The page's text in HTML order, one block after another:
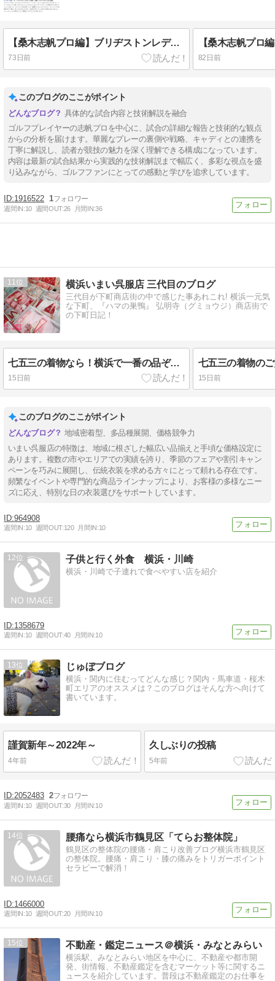
【桑木志帆プロ編】ブリヂストンレディスオープン/デイリーレポート
73日前 82日前
このブログのここがポイント
具体的な試合内容と技術解説を融合
ゴルフプレイヤーの志帆プロを中心に、試合の詳細な報告と技術的な観点
からの分析を届けます。華麗なプレーの裏側や戦略、キャディとの連携を
丁寧に解説し、読者が競技の魅力を深く理解できる構成になっています。
内容は最新の試合結果から実践的な技術解説まで幅広く、多彩な視点を盛
り込みながら、ゴルフファンにとっての感動と学びを追求しています。
1916522 1
週間IN:10 週間OUT:26 月間IN:36
11 横浜いまい呉服店 三代目のブログ
三代目が下町商店街の中で感じた事あれこれ! 横浜一元気
な下町、『ハマの巣鴨』 弘明寺（グミョウジ）商店街で
の下町日記！
七五三の着物なら！横浜で一番の品ぞろえ、お安い価格・値段の『いまい呉服店』へ☆
15日前 15日前
このブログのここがポイント
地域密着型、多品種展開、価格競争力
いまい呉服店の特徴は、地域に根ざした幅広い品揃えと手頃な価格設定に
あります。複数の市やエリアでの実績を誇り、季節のフェアや割引キャン
ペーンを巧みに展開し、伝統衣装を求める方々にとって頼れる存在です。
頻繁なイベントや専門的な商品ラインナップにより、お客様の多様なニー
ズに応え、特別な日の衣装選びをサポートしています。
964908
週間IN:10 週間OUT:120 月間IN:10
12 子供と行く外食 横浜・川崎
横浜・川崎で子連れで食べやすい店を紹介
1358679
週間IN:10 週間OUT:40 月間IN:10
13 じゅぼブログ
横浜・関内に住むってどんな感じ？関内・馬車道・桜木
町エリアのオススメは？このブログはそんな方へ向けて
書いています。
謹賀新年～2022年～
4年前
久しぶりの投稿
5年前
2052483 2
週間IN:10 週間OUT:30 月間IN:10
14 腰痛なら横浜市鶴見区「てらお整体院」
鶴見区の整体院の腰痛・肩こり改善ブログ横浜市鶴見区
の整体院。腰痛・肩こり・膝の痛みをトリガーポイント
セラピーで解消！
1466000
週間IN:10 週間OUT:20 月間IN:10
15 不動産・鑑定ニュース＠横浜・みなとみらい
横浜駅、みなとみらい地区を中心に、不動産や都市開
発、街情報、不動産鑑定を含むマーケット等に関するニ
ュースを紹介しています。普段は不動産鑑定のお仕事を